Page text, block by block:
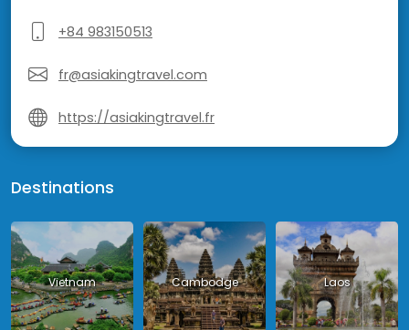
+84 983150513
fr@asiakingtravel.com
https://asiakingtravel.fr
Destinations
Vietnam Cambodge Laos